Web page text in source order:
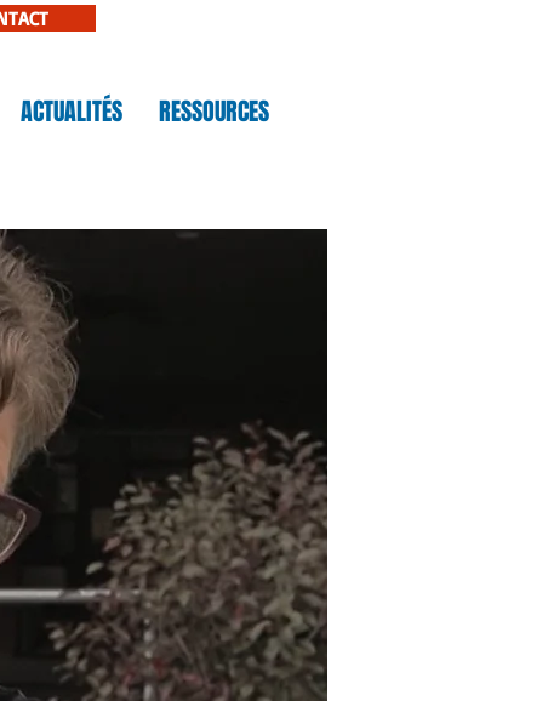
ACTUALITÉS RESSOURCES